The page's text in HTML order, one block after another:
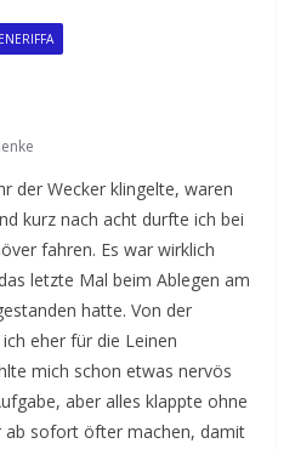
der Wecker klingelte, waren
kurz nach acht durfte ich bei
fahren. Es war wirklich
letzte Mal beim Ablegen am
hatte. Von der
eher für die Leinen
mich schon etwas nervös
aber alles klappte ohne
ab sofort öfter machen, damit